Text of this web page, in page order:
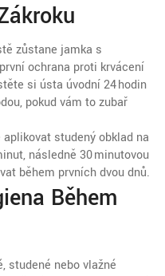
zůstane jamka s
ochrana proti krvácení
si ústa úvodní 24 hodin
pokud vám to zubař
studený obklad na
následně 30 minutovou
během prvních dvou dnů.
Během
studené nebo vlažné